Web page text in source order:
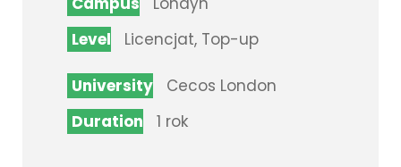
Level
Licencjat, Top-up
University
Cecos London
Duration
1 rok